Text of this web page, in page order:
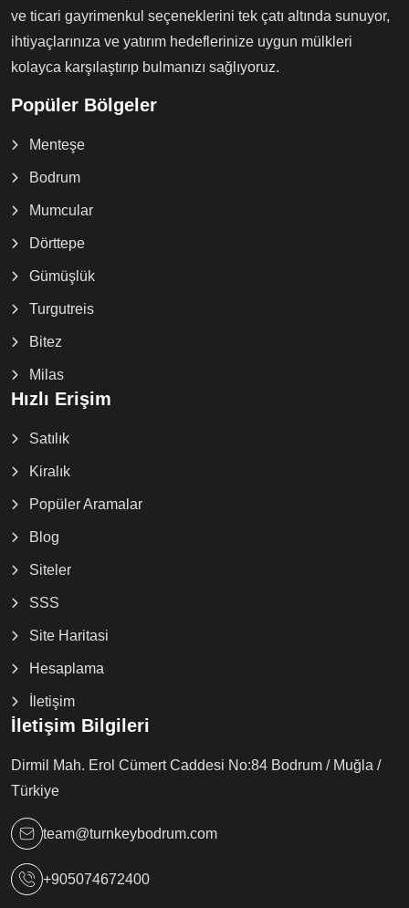
ve ticari gayrimenkul seçeneklerini tek çatı altında sunuyor,
ihtiyaçlarınıza ve yatırım hedeflerinize uygun mülkleri
kolayca karşılaştırıp bulmanızı sağlıyoruz.
Popüler Bölgeler
Menteşe
Bodrum
Mumcular
Dörttepe
Gümüşlük
Turgutreis
Bitez
Milas
Hızlı Erişim
Satılık
Kiralık
Popüler Aramalar
Blog
Siteler
SSS
Site Haritasi
Hesaplama
İletişim
İletişim Bilgileri
Dirmil Mah. Erol Cümert Caddesi No:84 Bodrum / Muğla /
Türkiye
team@turnkeybodrum.com
+905074672400